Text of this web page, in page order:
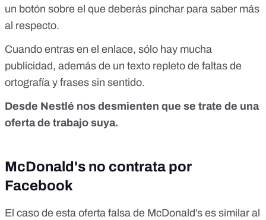
un botón sobre el que deberás pinchar para saber más
al respecto.
Cuando entras en el enlace, sólo hay mucha
publicidad, además de un texto repleto de faltas de
ortografía y frases sin sentido.
Desde Nestlé nos desmienten que se trate de una
oferta de trabajo suya.
McDonald's no contrata por
Facebook
El caso de esta oferta falsa de McDonald’s es similar al